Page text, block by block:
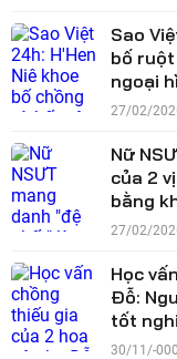
Sao
bố
ngoại
27/02/
Nữ
của 2
bằng
27/02/
Học
Đỗ:
tốt
30/11/-